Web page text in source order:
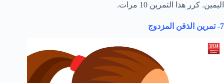
اليمين. كرر هذا التمرين 10 مرات.
7- تمرين الذقن المزدوج